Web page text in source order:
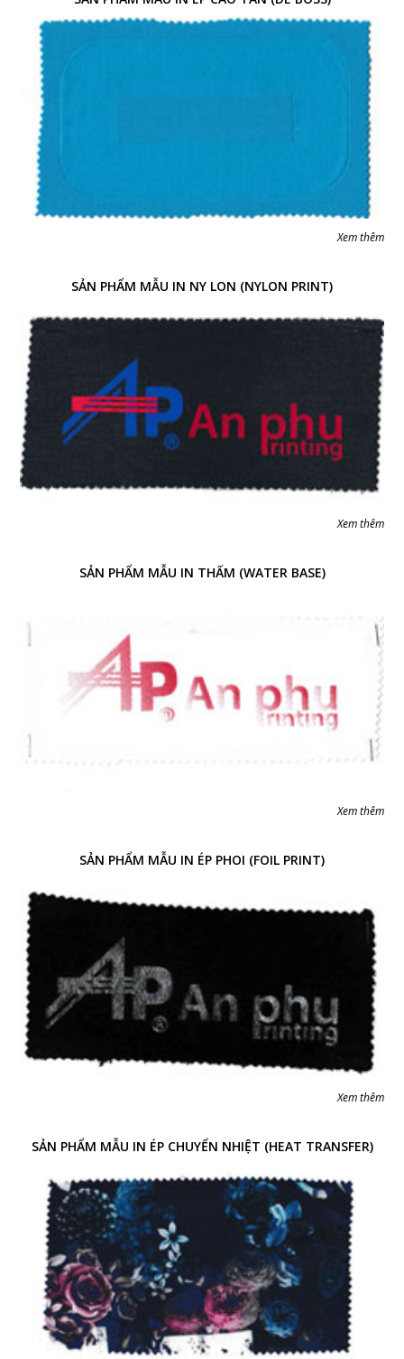
Xem thêm
SẢN PHẨM MẪU IN NY LON (NYLON PRINT)
Xem thêm
SẢN PHẨM MẪU IN THẤM (WATER BASE)
Xem thêm
SẢN PHẨM MẪU IN ÉP PHOI (FOIL PRINT)
Xem thêm
SẢN PHẨM MẪU IN ÉP CHUYỂN NHIỆT (HEAT TRANSFER)